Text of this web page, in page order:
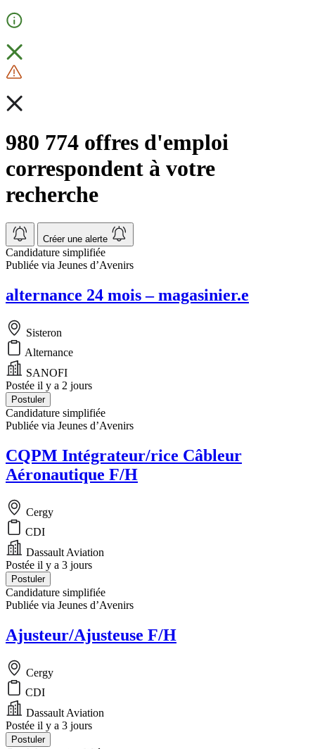
980 774 offres d'emploi
correspondent à votre
recherche
Créer une alerte
Candidature simplifiée
Publiée via Jeunes d’Avenirs
alternance 24 mois – magasinier.e
Sisteron
Alternance
SANOFI
Postée il y a 2 jours
Postuler
Candidature simplifiée
Publiée via Jeunes d’Avenirs
CQPM Intégrateur/rice Câbleur
Aéronautique F/H
Cergy
CDI
Dassault Aviation
Postée il y a 3 jours
Postuler
Candidature simplifiée
Publiée via Jeunes d’Avenirs
Ajusteur/Ajusteuse F/H
Cergy
CDI
Dassault Aviation
Postée il y a 3 jours
Postuler